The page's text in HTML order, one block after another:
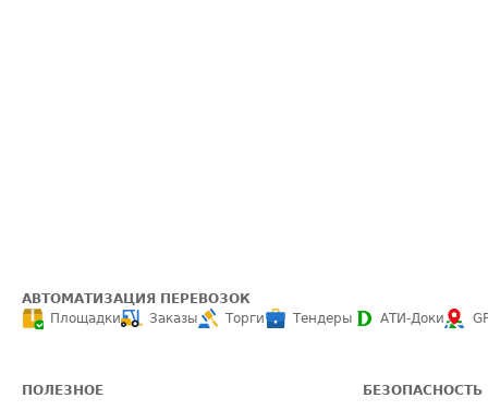
АВТОМАТИЗАЦИЯ ПЕРЕВОЗОК
Площадки
Заказы Торги Тендеры АТИ-Доки
ПОЛЕЗНОЕ БЕЗОПАСНОСТЬ